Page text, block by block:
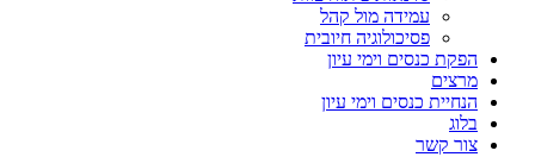
עמידה מול קהל
פסיכולוגיה חיובית
הפקת כנסים וימי עיון
מרצים
הנחיית כנסים וימי עיון
בלוג
צור קשר